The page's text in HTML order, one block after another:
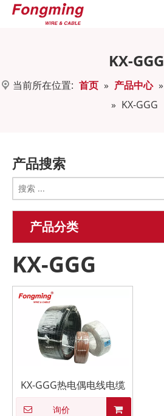
KX-GGG
当前所在位置: 首页 » 产品中心 »
» KX-GGG
产品搜索
产品分类
KX-GGG
KX-GGG热电偶电线电缆
询价